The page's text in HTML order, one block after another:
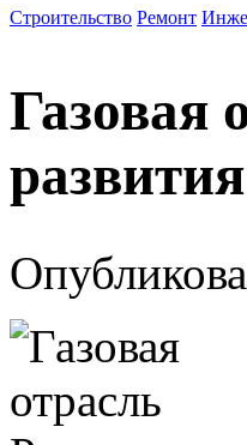
Строительство Ремонт
Газовая
развития